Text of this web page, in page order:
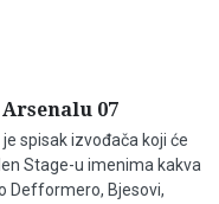
07
spisak izvođača koji će
Stage-u imenima kakva
Defformero, Bjesovi,